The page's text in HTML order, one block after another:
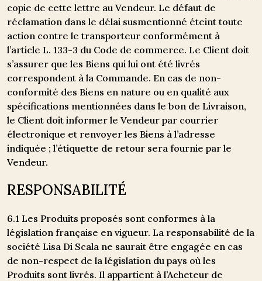
copie de cette lettre au Vendeur. Le défaut de
réclamation dans le délai susmentionné éteint toute
action contre le transporteur conformément à
l’article L. 133-3 du Code de commerce. Le Client doit
s’assurer que les Biens qui lui ont été livrés
correspondent à la Commande. En cas de non-
conformité des Biens en nature ou en qualité aux
spécifications mentionnées dans le bon de Livraison,
le Client doit informer le Vendeur par courrier
électronique et renvoyer les Biens à l’adresse
indiquée ; l’étiquette de retour sera fournie par le
Vendeur.
RESPONSABILITÉ
6.1 Les Produits proposés sont conformes à la
législation française en vigueur. La responsabilité de la
société Lisa Di Scala ne saurait être engagée en cas
de non-respect de la législation du pays où les
Produits sont livrés. Il appartient à l’Acheteur de